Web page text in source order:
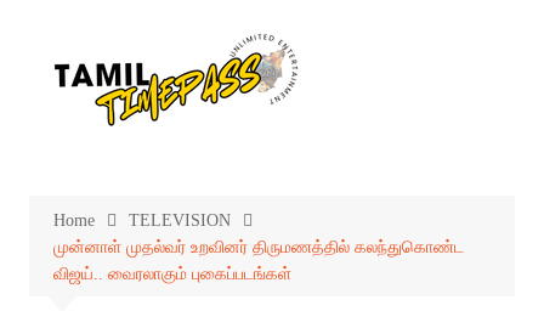
Home
TELEVISION
முன்னாள் முதல்வர் உறவினர் திருமணத்தில் கலந்துகொண்ட
விஜய்.. வைரலாகும் புகைப்படங்கள்